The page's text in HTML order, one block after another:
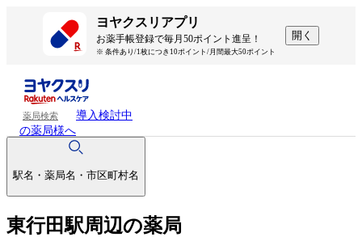
ヨヤクスリアプリ
お薬手帳登録で毎月50ポイント進呈！
※ 条件あり/1枚につき10ポイント/月間最大50ポイント
開く
薬局検索
導入検討中
の薬局様へ
駅名・薬局名・市区町村名
東行田駅周辺の薬局